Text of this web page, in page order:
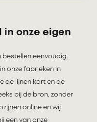
in onze eigen
eenvoudig.
onze fabrieken in
de lijnen kort en de
bij de bron, zonder
online en wij
een van onze